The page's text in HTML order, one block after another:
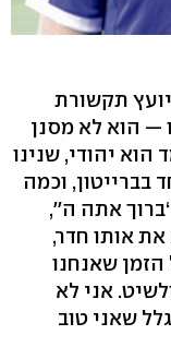
תקשורת
— הוא לא מסנן
יהודי, שנינו
בברייטון, וכמה
אתה ה'',
אותו חדר,
הזמן שאנחנו
אני לא
שאני טוב